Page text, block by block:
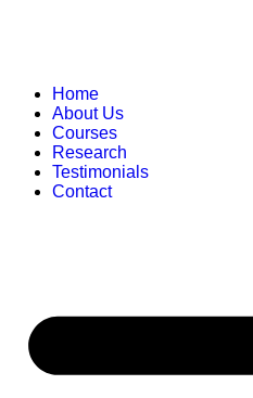
Home
About Us
Courses
Research
Testimonials
Contact